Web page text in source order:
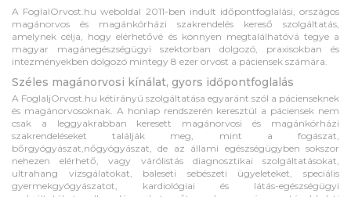
A FoglalOrvost.hu weboldal 2011-ben indult időpontfoglalási, országos
magánorvos és magánkórházi szakrendelés kereső szolgáltatás,
amelynek célja, hogy elérhetővé és könnyen megtalálhatóvá tegye a
magyar magánegészségügyi szektorban dolgozó, praxisokban és
intézményekben dolgozó mintegy 8 ezer orvost a páciensek számára.
Széles magánorvosi kínálat, gyors időpontfoglalás
A FoglaljOrvost.hu kétirányú szolgáltatása egyaránt szól a pácienseknek
és magánorvosoknak. A honlap rendszerén keresztül a páciensek nem
csak a leggyakrabban keresett magánorvosi és magánkórházi
szakrendeléseket találják meg, mint a fogászat,
bőrgyógyászat,nőgyógyászat, de az állami egészségügyben sokszor
nehezen elérhető, vagy várólistás diagnosztikai szolgáltatásokat,
ultrahang vizsgálatokat, baleseti sebészeti ügyeleteket, speciális
gyermekgyógyászatot, kardiológiai és látás-egészségügyi